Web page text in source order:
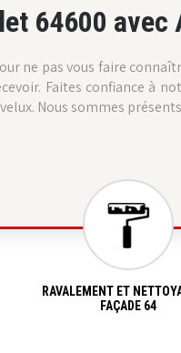
64600
ne pas vous faire
Faites confiance à
Nous sommes
RAVALEMENT ET
FAÇADE 64